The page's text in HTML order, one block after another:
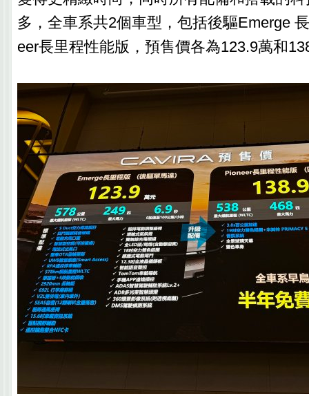
多，全車系共2個車型，包括後驅Emerge
eer長里程性能版，預售價各為123.9萬和